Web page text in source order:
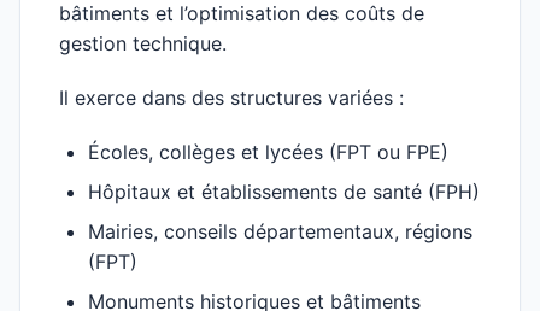
bâtiments et l’optimisation des coûts de
gestion technique.
Il exerce dans des structures variées :
Écoles, collèges et lycées (FPT ou FPE)
Hôpitaux et établissements de santé (FPH)
Mairies, conseils départementaux, régions
(FPT)
Monuments historiques et bâtiments